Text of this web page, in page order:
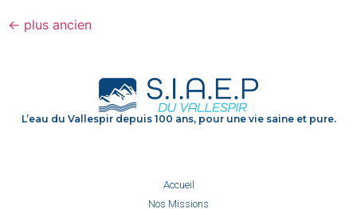
← plus ancien
L’eau du Vallespir depuis 100 ans, pour une vie saine et pure.
Accueil
Nos Missions